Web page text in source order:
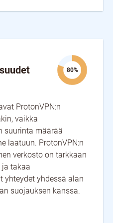
80%
ProtonVPN:n
vaikka
suurinta määrää
laatuun. ProtonVPN:n
verkosto on tarkkaan
ja takaa
yhteydet yhdessä alan
suojauksen kanssa.